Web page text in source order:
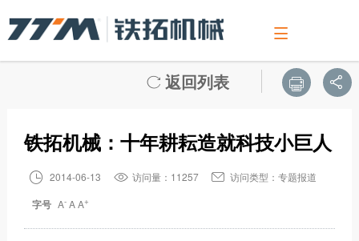
关于我们
发展历程
公司荣誉
新闻中心
专题报道
视频中心
产品介绍
沥青混合料搅拌设备
GLB系列（成品仓底置）
LB系列（无成品仓）
沥青厂拌热再生设备
RLBZ系列
TSEC系列环保型成套设备
连续式沥青混合料搅拌设备
连续式沥青混合料搅拌设备
VS系列骨料整形制砂设备
RAP破碎筛分设备
销售服务
客户案例
售后反馈
客户支持
人力资源
人力政策
展会活动 
 返回列表  
铁拓机械：十年耕耘造就科技小巨人
 2014-06-13  访问量：11257  访问类型：专题报道
字号 A- A A+